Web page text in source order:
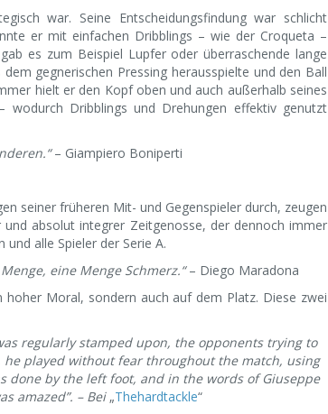
war. Seine Entscheidungsfindung war schlicht
er mit einfachen Dribblings – wie der Croqueta –
es zum Beispiel Lupfer oder überraschende lange
gegnerischen Pressing herausspielte und den Ball
hielt er den Kopf oben und auch außerhalb seines
Dribblings und Drehungen effektiv genutzt
– Giampiero Boniperti
seiner früheren Mit- und Gegenspieler durch, zeugen
absolut integrer Zeitgenosse, der dennoch immer
alle Spieler der Serie A.
eine Menge Schmerz.“– Diego Maradona
Moral, sondern auch auf dem Platz. Diese zwei
regularly stamped upon, the opponents trying to
played without fear throughout the match, using
done by the left foot, and in the words of Giuseppe
amazed”. – Bei „Thehardtackle“